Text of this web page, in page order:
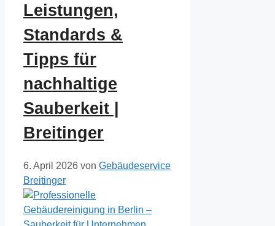
Leistungen,
Standards &
Tipps für
nachhaltige
Sauberkeit |
Breitinger
6. April 2026 von Gebäudeservice
Breitinger